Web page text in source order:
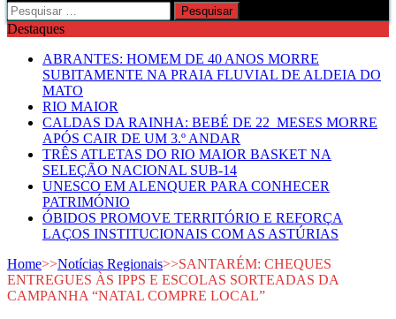
Pesquisar
por:
Destaques
ABRANTES: HOMEM DE 40 ANOS MORRE
SUBITAMENTE NA PRAIA FLUVIAL DE ALDEIA DO
MATO
RIO MAIOR
CALDAS DA RAINHA: BEBÉ DE 22 MESES MORRE
APÓS CAIR DE UM 3.º ANDAR
TRÊS ATLETAS DO RIO MAIOR BASKET NA
SELEÇÃO NACIONAL SUB-14
UNESCO EM ALENQUER PARA CONHECER
PATRIMÓNIO
ÓBIDOS PROMOVE TERRITÓRIO E REFORÇA
LAÇOS INSTITUCIONAIS COM AS ASTÚRIAS
Home>>Notícias Regionais>>SANTARÉM: CHEQUES
ENTREGUES ÀS IPPS E ESCOLAS SORTEADAS DA
CAMPANHA “NATAL COMPRE LOCAL”